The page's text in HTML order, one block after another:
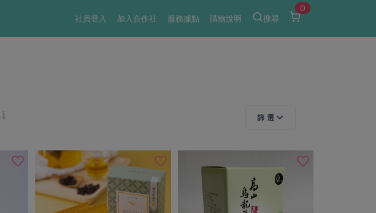
社員登入 加入合作社 服務據點 購物說明 搜尋
0
篩 選